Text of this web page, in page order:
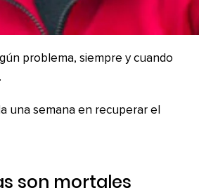
problema, siempre y cuando
una semana en recuperar el
son mortales